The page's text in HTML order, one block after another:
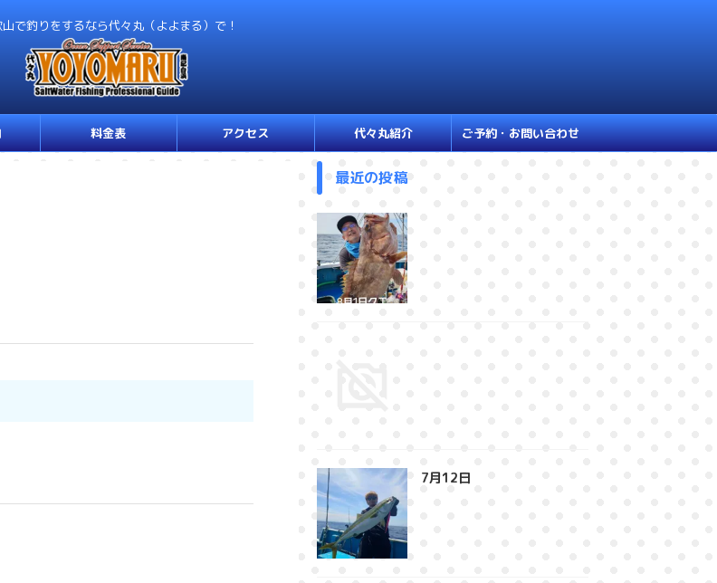
山で釣りをするなら代々丸（よよまる）で！
料金表 アクセス 代々丸紹介 ご予約・お問い合わせ
最近の投稿
7月12日⁡